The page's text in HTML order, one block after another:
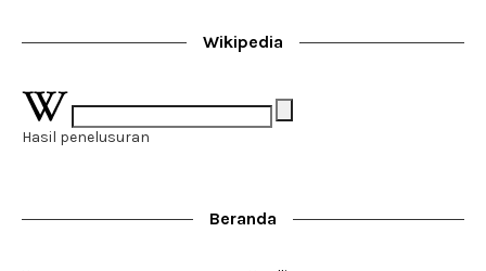
Wikipedia
Hasil penelusuran
Beranda